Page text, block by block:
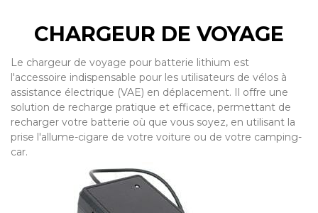
CHARGEUR DE VOYAGE
Le chargeur de voyage pour batterie lithium est
l'accessoire indispensable pour les utilisateurs de vélos à
assistance électrique (VAE) en déplacement. Il offre une
solution de recharge pratique et efficace, permettant de
recharger votre batterie où que vous soyez, en utilisant la
prise l'allume-cigare de votre voiture ou de votre camping-
car.